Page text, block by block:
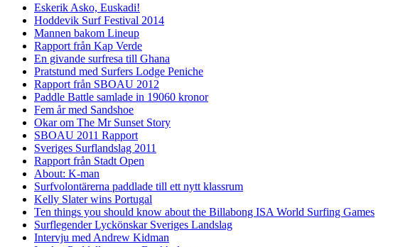
Eskerik Asko, Euskadi!
Hoddevik Surf Festival 2014
Mannen bakom Lineup
Rapport från Kap Verde
En givande surfresa till Ghana
Pratstund med Surfers Lodge Peniche
Rapport från SBOAU 2012
Paddle Battle samlade in 19060 kronor
Fem år med Sandshoe
Okar om The Mr Sunset Story
SBOAU 2011 Rapport
Sveriges Surflandslag 2011
Rapport från Stadt Open
About: K-man
Surfvolontärerna paddlade till ett nytt klassrum
Kelly Slater wins Portugal
Ten things you should know about the Billabong ISA World Surfing Games
Surflegender Lyckönskar Sveriges Landslag
Intervju med Andrew Kidman